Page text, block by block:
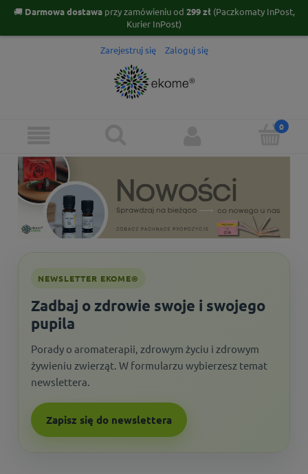
🚚 Darmowa dostawaprzy zamówieniu od 299 zł(Paczkomaty InPost,
Kurier InPost)
Zarejestruj się Zaloguj się
NEWSLETTER EKOME®
Zadbaj o zdrowie swoje i swojego
pupila
Porady o aromaterapii, zdrowym życiu i zdrowym
żywieniu zwierząt. W formularzu wybierzesz temat
newslettera.
Zapisz się do newslettera